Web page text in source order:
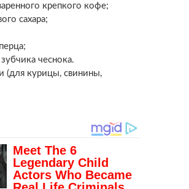
крепкого кофе;
сахара;
чеснока.
(для курицы, свинины,